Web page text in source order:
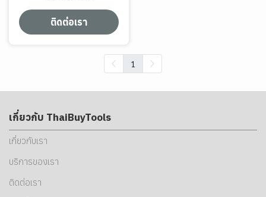
ติดต่อเรา
1
เกี่ยวกับ ThaiBuyTools
เกี่ยวกับเรา
บริการของเรา
ติดต่อเรา